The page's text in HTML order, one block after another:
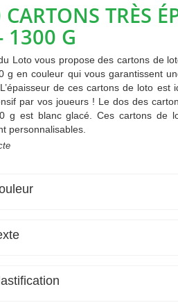
TRÈS
1300 G
Loto vous propose des cartons de
g en couleur qui vous garantissent
de ces cartons de loto est
par vos joueurs ! Le dos des
g est blanc glacé. Ces cartons de
personnalisables.